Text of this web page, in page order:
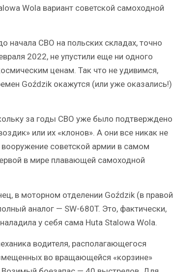
Wola вариант советской самоходной
начала СВО на польских складах, точно
2022, не упустили еще ни одного
ценам. Так что не удивимся,
Goździk окажутся (или уже оказались!)
за годы СВО уже было подтверждено
или их «клонов». А они все никак не
советской армии в самом
в мире плавающей самоходной
в моторном отделении Goździk (в правой
аналог — SW-680T. Это, фактически,
у себя сама Huta Stalowa Wola.
водителя, располагающегося
во вращающейся «корзине»